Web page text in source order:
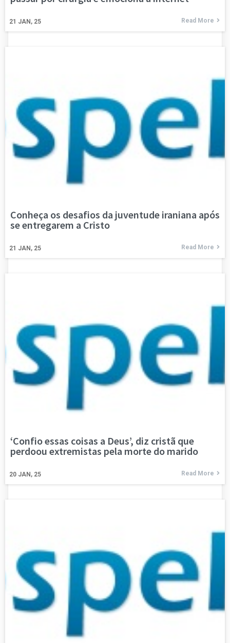
21 JAN, 25 Read More
Conheça os desafios da juventude iraniana após
se entregarem a Cristo
21 JAN, 25 Read More
‘Confio essas coisas a Deus’, diz cristã que
perdoou extremistas pela morte do marido
20 JAN, 25 Read More